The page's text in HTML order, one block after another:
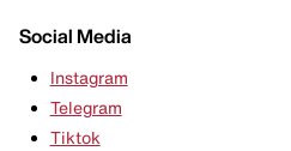
Social Media
Instagram
Telegram
Tiktok